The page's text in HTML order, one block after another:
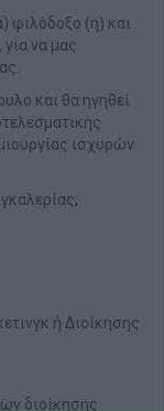
φιλόδοξο (η) και
για να μας
και θα ηγηθεί
ισχυρών
ή Διοίκησης
διοίκησης